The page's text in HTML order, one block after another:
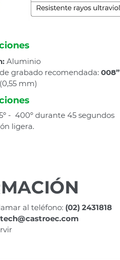
Aluminio
grabado recomendada: 008”
mm)
- 400º durante 45 segundos
ligera.
al teléfono: (02) 2431818